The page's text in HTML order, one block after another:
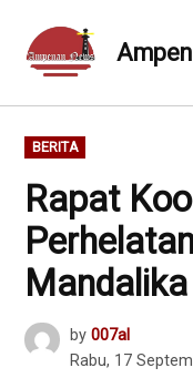
content
POSTED
IN
BERITA
Rapat
by 007al
Rabu, 17